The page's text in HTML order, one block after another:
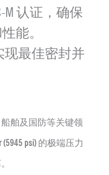
M 认证，确保
能。
现最佳密封并
舶及国防等关键领
(5945 psi)的极端压力